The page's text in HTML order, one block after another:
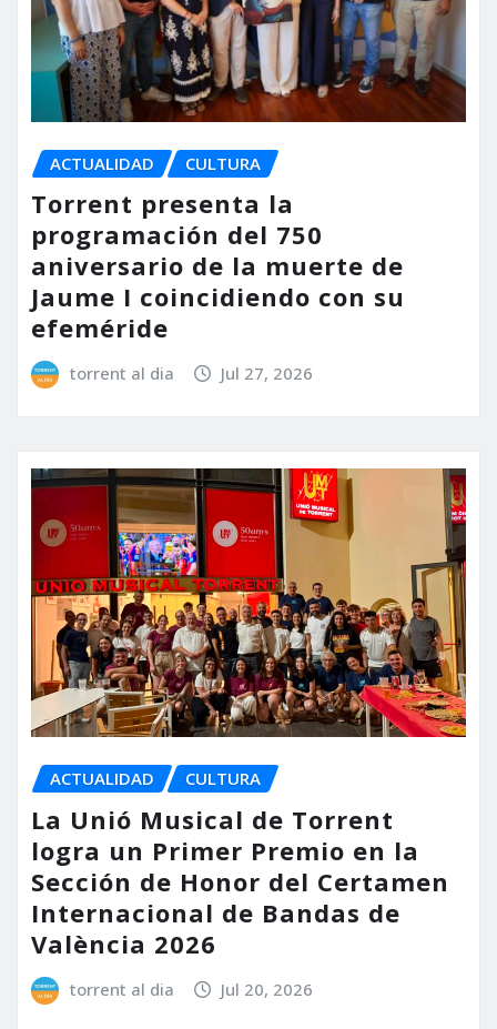
ACTUALIDAD CULTURA
Torrent presenta la
programación del 750
aniversario de la muerte de
Jaume I coincidiendo con su
efeméride
torrent al dia Jul 27, 2026
ACTUALIDAD CULTURA
La Unió Musical de Torrent
logra un Primer Premio en la
Sección de Honor del Certamen
Internacional de Bandas de
València 2026
torrent al dia Jul 20, 2026